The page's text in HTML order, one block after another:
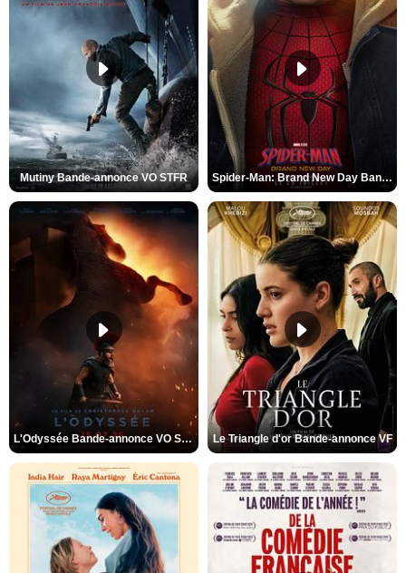
Mutiny Bande-annonce VO STFR Spider-Man: Brand New Day Bande-annonce VO STFR
L'Odyssée Bande-annonce VO STFR Le Triangle d'or Bande-annonce VF